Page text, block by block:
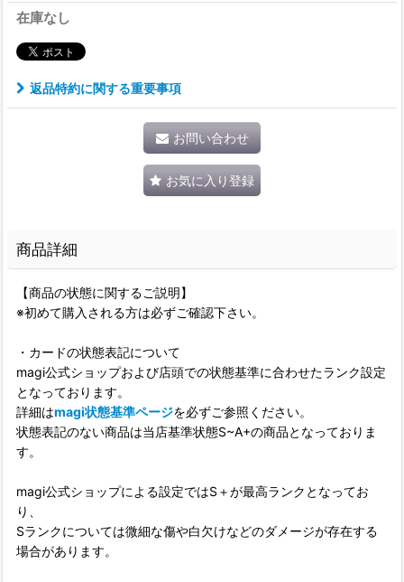
在庫なし
返品特約に関する重要事項
お問い合わせ
お気に入り登録
商品詳細
【商品の状態に関するご説明】
※初めて購入される方は必ずご確認下さい。
・カードの状態表記について
magi公式ショップおよび店頭での状態基準に合わせたランク設定
となっております。
詳細はmagi状態基準ページを必ずご参照ください。
状態表記のない商品は当店基準状態S~A+の商品となっておりま
す。
magi公式ショップによる設定ではS＋が最高ランクとなってお
り、
Sランクについては微細な傷や白欠けなどのダメージが存在する
場合があります。